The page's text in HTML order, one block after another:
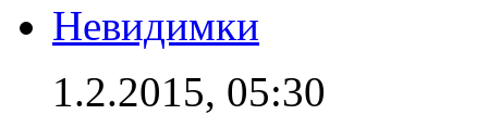
Невидимки
1.2.2015, 05:30